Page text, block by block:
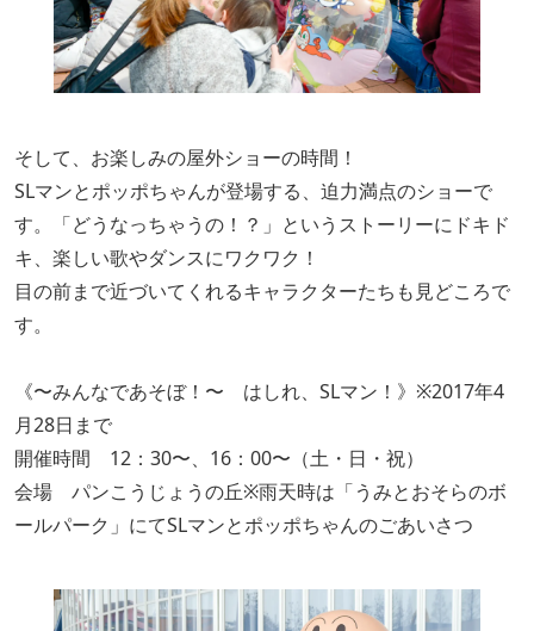
そして、お楽しみの屋外ショーの時間！
SLマンとポッポちゃんが登場する、迫力満点のショーで
す。「どうなっちゃうの！？」というストーリーにドキド
キ、楽しい歌やダンスにワクワク！
目の前まで近づいてくれるキャラクターたちも見どころで
す。
《〜みんなであそぼ！〜 はしれ、SLマン！》※2017年4
月28日まで
開催時間 12：30〜、16：00〜（土・日・祝）
会場 パンこうじょうの丘※雨天時は「うみとおそらのボ
ールパーク」にてSLマンとポッポちゃんのごあいさつ